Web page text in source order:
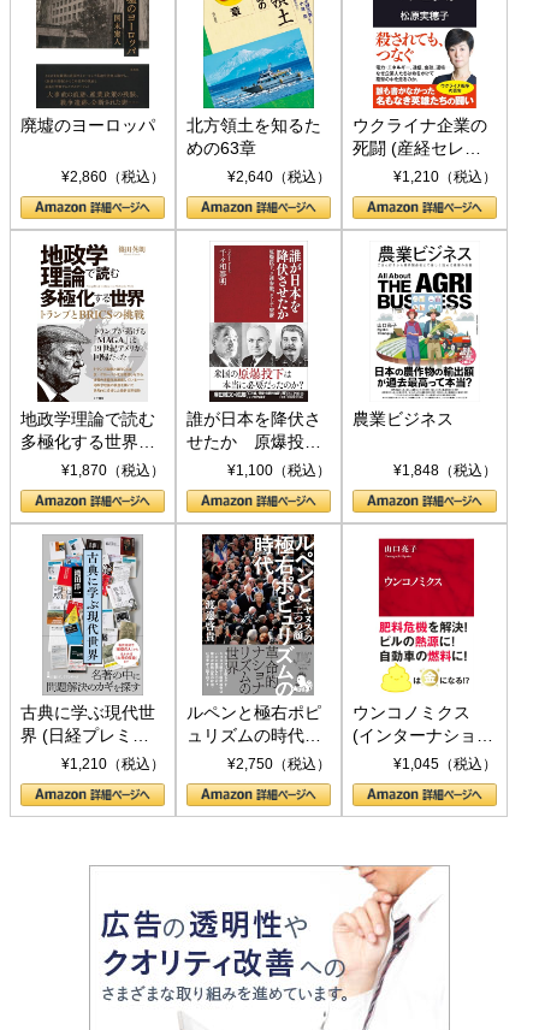
廃墟のヨーロッパ
¥2,860（税込）
北方領土を知るた
めの63章
¥2,640（税込）
ウクライナ企業の
死闘 (産経セレク
ト S 039)¥1,210（税込）
地政学理論で読む
多極化する世界：
トランプとBRICS
の挑戦
¥1,870（税込）
誰が日本を降伏さ
せたか 原爆投
下、ソ連参戦、そ
して聖断 (PHP新
書)
¥1,100（税込）
農業ビジネス
¥1,848（税込）
古典に学ぶ現代世
界 (日経プレミア
シリーズ)¥1,210（税込）
ルペンと極右ポピ
ュリズムの時代：
〈ヤヌス〉の二つ
の顔
¥2,750（税込）
ウンコノミクス
(インターナショナ
ル新書)¥1,045（税込）